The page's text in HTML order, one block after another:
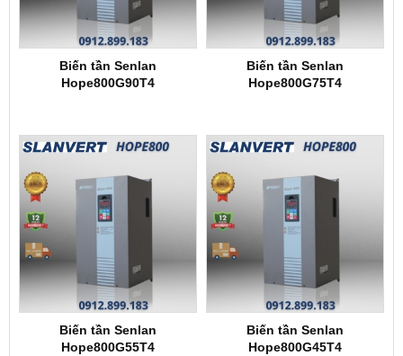
Biến tần Senlan
Hope800G90T4
Biến tần Senlan
Hope800G75T4
Biến tần Senlan
Hope800G55T4
Biến tần Senlan
Hope800G45T4